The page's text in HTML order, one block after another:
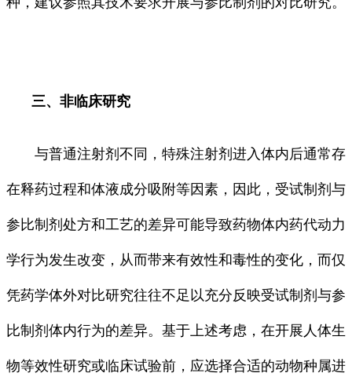
三、非临床研究
与普通注射剂不同，特殊注射剂进入体内后通常存
在释药过程和体液成分吸附等因素，因此，受试制剂与
参比制剂处方和工艺的差异可能导致药物体内药代动力
学行为发生改变，从而带来有效性和毒性的变化，而仅
凭药学体外对比研究往往不足以充分反映受试制剂与参
比制剂体内行为的差异。基于上述考虑，在开展人体生
物等效性研究或临床试验前，应选择合适的动物种属进